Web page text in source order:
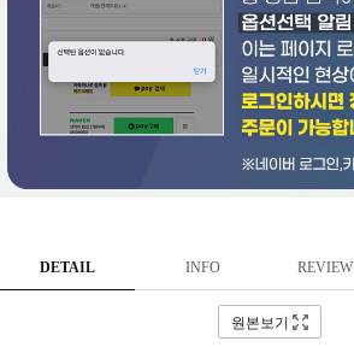
DETAIL INFO REVIEW
원본보기